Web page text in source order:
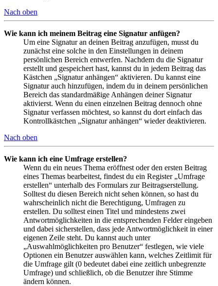
Nach oben
Wie kann ich meinem Beitrag eine Signatur anfügen?
Um eine Signatur an deinen Beitrag anzufügen, musst du
zunächst eine solche in den Einstellungen in deinem
persönlichen Bereich entwerfen. Nachdem du die Signatur
erstellt und gespeichert hast, kannst du in jedem Beitrag das
Kästchen „Signatur anhängen“ aktivieren. Du kannst eine
Signatur auch hinzufügen, indem du in deinem persönlichen
Bereich das standardmäßige Anhängen deiner Signatur
aktivierst. Wenn du einen einzelnen Beitrag dennoch ohne
Signatur verfassen möchtest, so kannst du dort einfach das
Kontrollkästchen „Signatur anhängen“ wieder deaktivieren.
Nach oben
Wie kann ich eine Umfrage erstellen?
Wenn du ein neues Thema eröffnest oder den ersten Beitrag
eines Themas bearbeitest, findest du ein Register „Umfrage
erstellen“ unterhalb des Formulars zur Beitragserstellung.
Solltest du diesen Bereich nicht sehen können, so hast du
wahrscheinlich nicht die Berechtigung, Umfragen zu
erstellen. Du solltest einen Titel und mindestens zwei
Antwortmöglichkeiten in die entsprechenden Felder eingeben
und dabei sicherstellen, dass jede Antwortmöglichkeit in einer
eigenen Zeile steht. Du kannst auch unter
„Auswahlmöglichkeiten pro Benutzer“ festlegen, wie viele
Optionen ein Benutzer auswählen kann, welches Zeitlimit für
die Umfrage gilt (0 bedeutet dabei eine zeitlich unbegrenzte
Umfrage) und schließlich, ob die Benutzer ihre Stimme
ändern können.